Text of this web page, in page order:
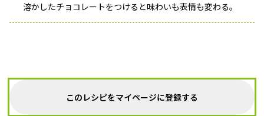
溶かしたチョコレートをつけると味わいも表情も変わる。
このレシピをマイページに登録する